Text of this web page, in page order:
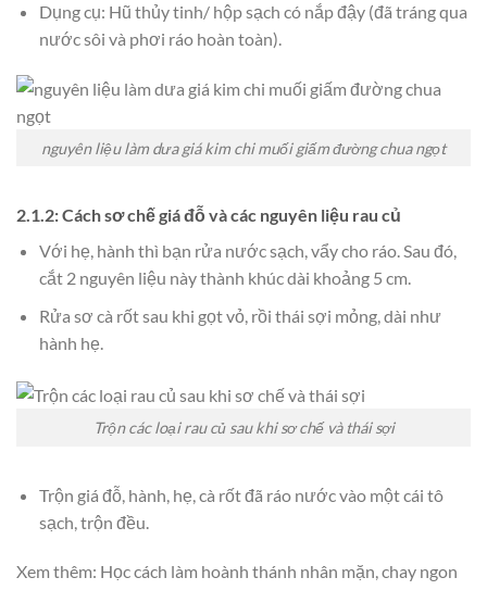
Dụng cụ: Hũ thủy tinh/ hộp sạch có nắp đậy (đã tráng qua
nước sôi và phơi ráo hoàn toàn).
nguyên liệu làm dưa giá kim chi muối giấm đường chua ngọt
2.1.2: Cách sơ chế giá đỗ và các nguyên liệu rau củ
Với hẹ, hành thì bạn rửa nước sạch, vẩy cho ráo. Sau đó,
cắt 2 nguyên liệu này thành khúc dài khoảng 5 cm.
Rửa sơ cà rốt sau khi gọt vỏ, rồi thái sợi mỏng, dài như
hành hẹ.
Trộn các loại rau củ sau khi sơ chế và thái sợi
Trộn giá đỗ, hành, hẹ, cà rốt đã ráo nước vào một cái tô
sạch, trộn đều.
Xem thêm: Học cách làm hoành thánh nhân mặn, chay ngon